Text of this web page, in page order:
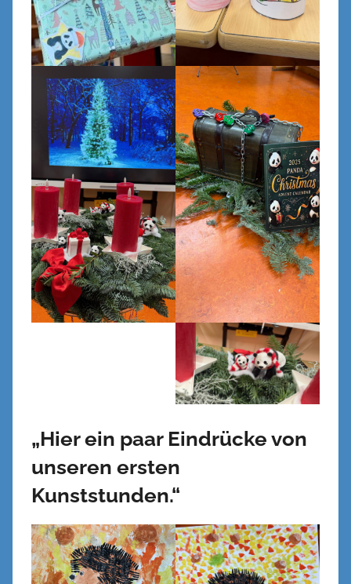
„Hier ein paar Eindrücke von
unseren ersten
Kunststunden.“